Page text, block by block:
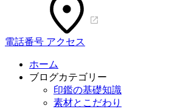
電話番号 アクセス
ホーム
ブログカテゴリー
印鑑の基礎知識
素材とこだわり